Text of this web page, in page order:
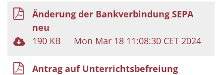
Änderung der Bankverbindung SEPA
neu
190 KB
Mon Mar 18 11:08:30 CET 2024
Antrag auf Unterrichtsbefreiung